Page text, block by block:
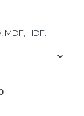
HDF.